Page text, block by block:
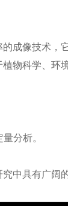
成像技术，
物科学、环
分析。
中具有广阔